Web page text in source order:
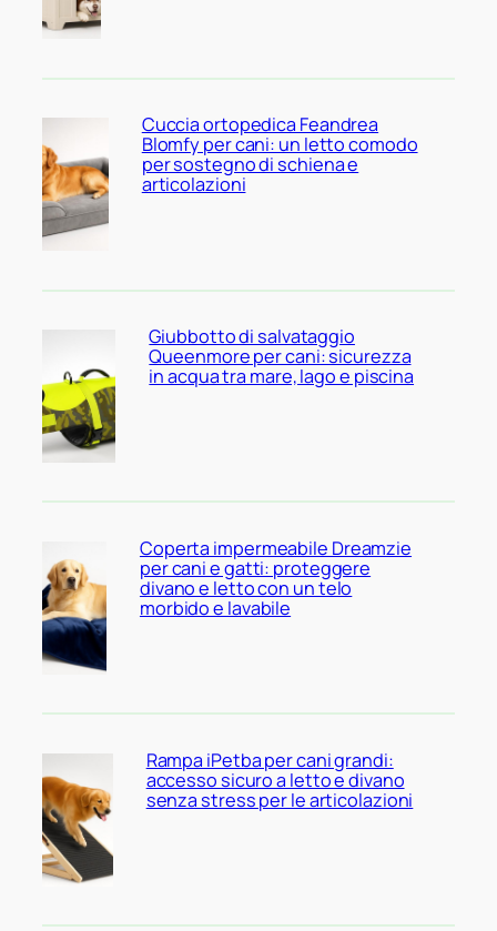
Cuccia ortopedica Feandrea
Blomfy per cani: un letto comodo
per sostegno di schiena e
articolazioni
Giubbotto di salvataggio
Queenmore per cani: sicurezza
in acqua tra mare, lago e piscina
Coperta impermeabile Dreamzie
per cani e gatti: proteggere
divano e letto con un telo
morbido e lavabile
Rampa iPetba per cani grandi:
accesso sicuro a letto e divano
senza stress per le articolazioni